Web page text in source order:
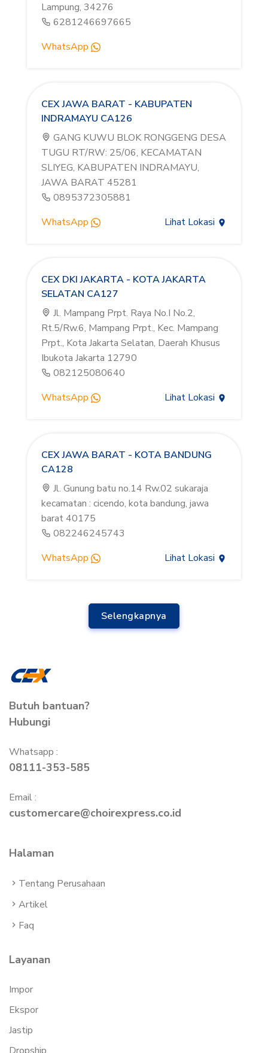
Lampung, 34276
6281246697665
WhatsApp
CEX JAWA BARAT - KABUPATEN
INDRAMAYU CA126
GANG KUWU BLOK RONGGENG DESA
TUGU RT/RW: 25/06, KECAMATAN
SLIYEG, KABUPATEN INDRAMAYU,
JAWA BARAT 45281
0895372305881
WhatsApp
Lihat Lokasi
CEX DKI JAKARTA - KOTA JAKARTA
SELATAN CA127
Jl. Mampang Prpt. Raya No.I No.2,
Rt.5/Rw.6, Mampang Prpt., Kec. Mampang
Prpt., Kota Jakarta Selatan, Daerah Khusus
Ibukota Jakarta 12790
082125080640
WhatsApp
Lihat Lokasi
CEX JAWA BARAT - KOTA BANDUNG
CA128
Jl. Gunung batu no.14 Rw.02 sukaraja
kecamatan : cicendo, kota bandung, jawa
barat 40175
082246245743
WhatsApp
Lihat Lokasi
Selengkapnya
Butuh bantuan?
Hubungi
Whatsapp :
08111-353-585
Email :
customercare@choirexpress.co.id
Halaman
Tentang Perusahaan
Artikel
Faq
Layanan
Impor
Ekspor
Jastip